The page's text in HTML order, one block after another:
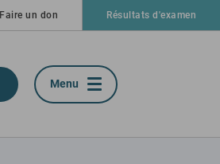
Faire un don Résultats d'examen
Menu